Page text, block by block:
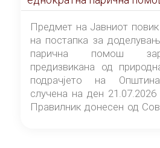
штетата предизвикана од природната
непогода на подрачјето
Центар-Скопје случена на ден 21.07.2026
година
Предмет на Јавниот
на постапка за
парична помош
предизвикана од
подрачјето на
случена на ден
Правилник донесен од